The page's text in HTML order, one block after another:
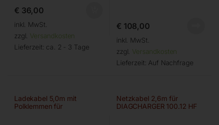
€ 36,00
inkl. MwSt.
zzgl. Versandkosten
Lieferzeit: ca. 2 - 3 Tage
€ 108,00
inkl. MwSt.
zzgl. Versandkosten
Lieferzeit: Auf Nachfrage
Ladekabel 5,0m mit
Polklemmen für
Netzkabel 2,6m für
DIAGCHARGER 100.12 HF